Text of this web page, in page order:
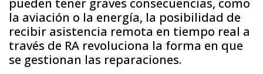
la aviación o la energía, la posibilidad de
recibir asistencia remota en tiempo real a
través de RA revoluciona la forma en que
se gestionan las reparaciones.